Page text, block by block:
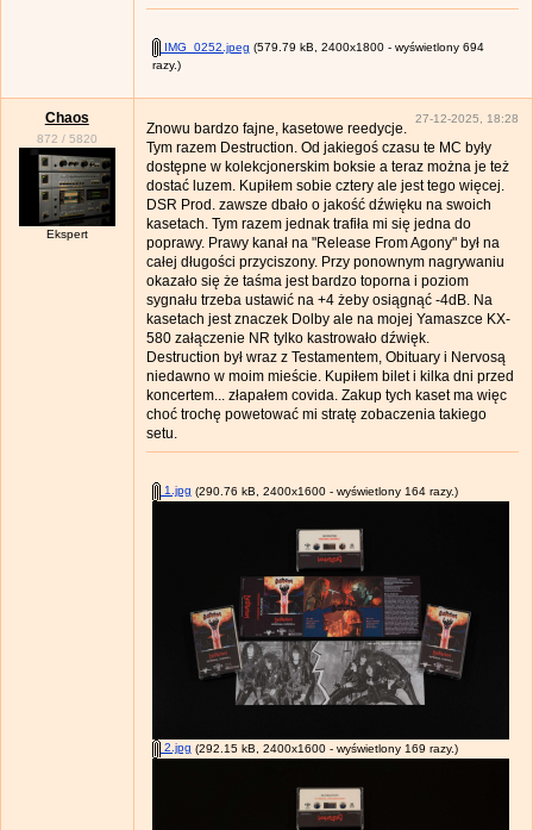
IMG_0252.jpeg (579.79 kB, 2400x1800 - wyświetlony 694
razy.)
Chaos
872 / 5820
Ekspert
27-12-2025, 18:28
Znowu bardzo fajne, kasetowe reedycje.
Tym razem Destruction. Od jakiegoś czasu te MC były
dostępne w kolekcjonerskim boksie a teraz można je też
dostać luzem. Kupiłem sobie cztery ale jest tego więcej.
DSR Prod. zawsze dbało o jakość dźwięku na swoich
kasetach. Tym razem jednak trafiła mi się jedna do
poprawy. Prawy kanał na "Release From Agony" był na
całej długości przyciszony. Przy ponownym nagrywaniu
okazało się że taśma jest bardzo toporna i poziom
sygnału trzeba ustawić na +4 żeby osiągnąć -4dB. Na
kasetach jest znaczek Dolby ale na mojej Yamaszce KX-
580 załączenie NR tylko kastrowało dźwięk.
Destruction był wraz z Testamentem, Obituary i Nervosą
niedawno w moim mieście. Kupiłem bilet i kilka dni przed
koncertem... złapałem covida. Zakup tych kaset ma więc
choć trochę powetować mi stratę zobaczenia takiego
setu.
1.jpg (290.76 kB, 2400x1600 - wyświetlony 164 razy.)
2.jpg (292.15 kB, 2400x1600 - wyświetlony 169 razy.)